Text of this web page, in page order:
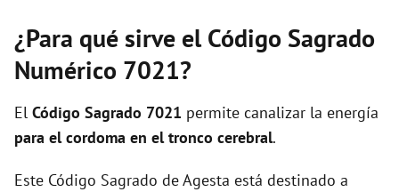
¿Para qué sirve el Código Sagrado
Numérico 7021?
El Código Sagrado 7021 permite canalizar la energía
para el cordoma en el tronco cerebral.
Este Código Sagrado de Agesta está destinado a